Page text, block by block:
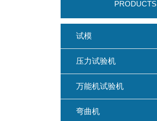
PRODUCTS
试模
压力试验机
万能机试验机
弯曲机